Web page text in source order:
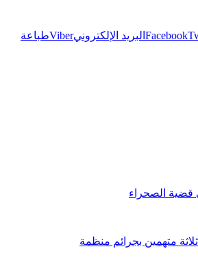
Facebook البريد الإلكترونيViberطباعة
قضية الصحراء
متهمين بجرائم منظمة